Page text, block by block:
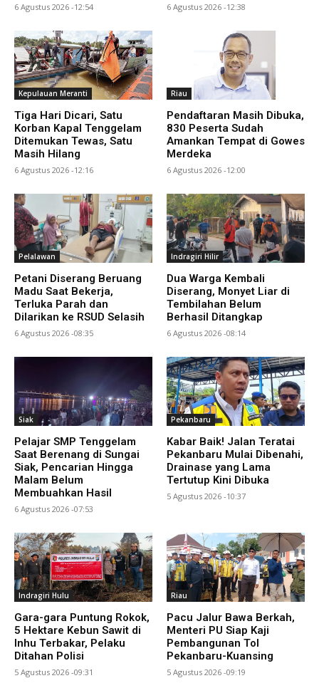
6 Agustus 2026 -12:54 6 Agustus 2026 -12:38
Kepulauan Meranti
Tiga Hari Dicari, Satu
Korban Kapal Tenggelam
Ditemukan Tewas, Satu
Masih Hilang
6 Agustus 2026 -12:16
Riau
Pendaftaran Masih Dibuka,
830 Peserta Sudah
Amankan Tempat di Gowes
Merdeka
6 Agustus 2026 -12:00
Pelalawan
Petani Diserang Beruang
Madu Saat Bekerja,
Terluka Parah dan
Dilarikan ke RSUD Selasih
6 Agustus 2026 -08:35
Indragiri Hilir
Dua Warga Kembali
Diserang, Monyet Liar di
Tembilahan Belum
Berhasil Ditangkap
6 Agustus 2026 -08:14
Siak
Pelajar SMP Tenggelam
Saat Berenang di Sungai
Siak, Pencarian Hingga
Malam Belum
Membuahkan Hasil
6 Agustus 2026 -07:53
Pekanbaru
Kabar Baik! Jalan Teratai
Pekanbaru Mulai Dibenahi,
Drainase yang Lama
Tertutup Kini Dibuka
5 Agustus 2026 -10:37
Indragiri Hulu
Gara-gara Puntung Rokok,
5 Hektare Kebun Sawit di
Inhu Terbakar, Pelaku
Ditahan Polisi
5 Agustus 2026 -09:31
Riau
Pacu Jalur Bawa Berkah,
Menteri PU Siap Kaji
Pembangunan Tol
Pekanbaru-Kuansing
5 Agustus 2026 -09:19